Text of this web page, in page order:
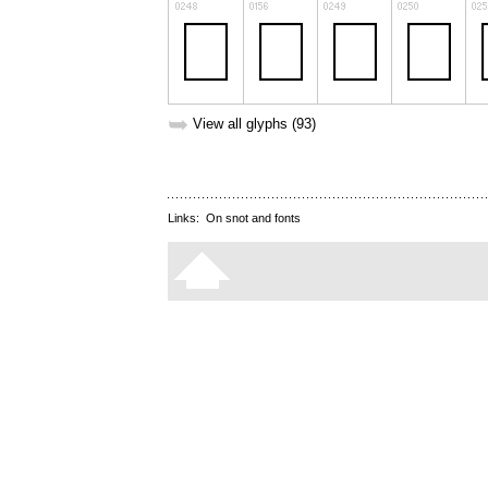
➥ View all glyphs (93)
Links: On snot and fonts